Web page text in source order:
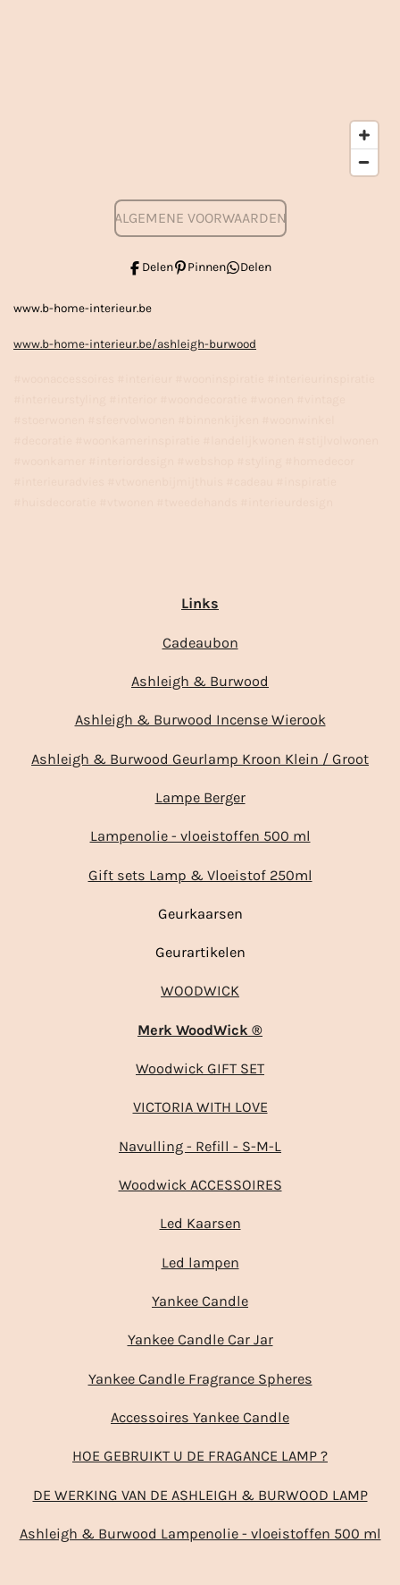
ALGEMENE VOORWAARDEN
Delen Pinnen Delen
www.b-home-interieur.be
www.b-home-interieur.be/ashleigh-burwood
Links
Cadeaubon
Ashleigh & Burwood
Ashleigh & Burwood Incense Wierook
Ashleigh & Burwood Geurlamp Kroon Klein / Groot
Lampe Berger
Lampenolie - vloeistoffen 500 ml
Gift sets Lamp & Vloeistof 250ml
Geurkaarsen
Geurartikelen
WOODWICK
Merk WoodWick ®
Woodwick GIFT SET
VICTORIA WITH LOVE
Navulling - Refill - S-M-L
Woodwick ACCESSOIRES
Led Kaarsen
Led lampen
Yankee Candle
Yankee Candle Car Jar
Yankee Candle Fragrance Spheres
Accessoires Yankee Candle
HOE GEBRUIKT U DE FRAGANCE LAMP ?
DE WERKING VAN DE ASHLEIGH & BURWOOD LAMP
Ashleigh & Burwood Lampenolie - vloeistoffen 500 ml